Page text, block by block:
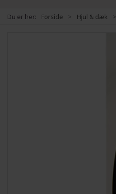
Du er her: Forside Hjul & dæk